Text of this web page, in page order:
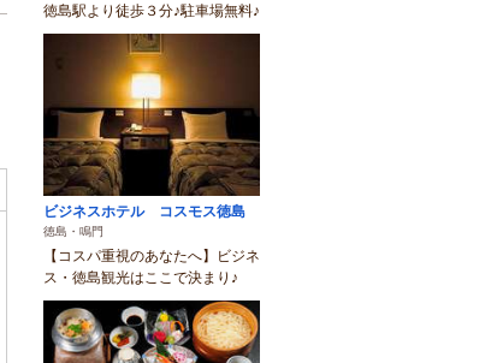
徳島駅より徒歩３分♪駐車場無料♪
ビジネスホテル コスモス徳島
徳島・鳴門
【コスパ重視のあなたへ】ビジネ
ス・徳島観光はここで決まり♪